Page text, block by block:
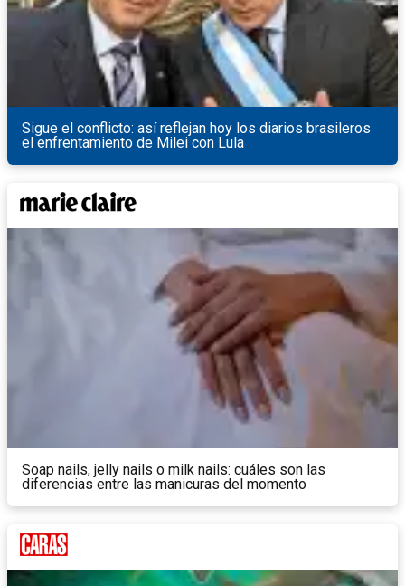
Sigue el conflicto: así reflejan hoy los diarios brasileros
el enfrentamiento de Milei con Lula
Soap nails, jelly nails o milk nails: cuáles son las
diferencias entre las manicuras del momento